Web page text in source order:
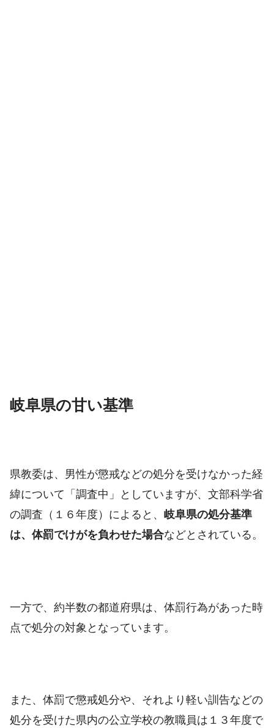
岐阜県の甘い基準
県教委は、男性が懲戒などの処分を受けなかった経
緯について「調査中」としていますが、文部科学省
の調査（１６年度）によると、 岐阜県の処分基準
は、体罰でけがを負わせた場合などとされている。
一方で、約半数の都道府県は、体罰行為があった時
点で処分の対象となっています。
また、体罰で懲戒処分や、それより軽い訓告などの
処分を受けた県内の公立学校の教職員は１３年度で